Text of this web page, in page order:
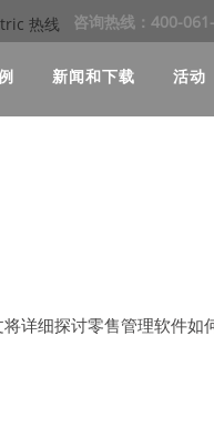
咨询热线：400-
新闻和下载 活动
详细探讨零售管理软件如